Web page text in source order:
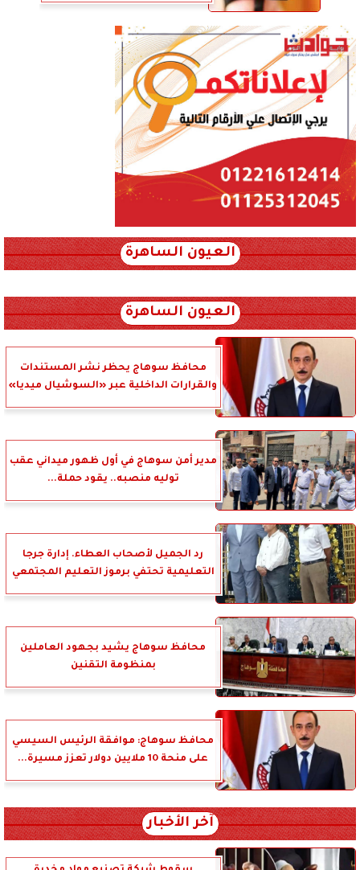
العيون الساهرة
العيون الساهرة
محافظ سوهاج يحظر نشر المستندات
والقرارات الداخلية عبر «السوشيال ميديا»
مدير أمن سوهاج في أول ظهور ميداني عقب
توليه منصبه.. يقود حملة...
رد الجميل لأصحاب العطاء. إدارة جرجا
التعليمية تحتفي برموز التعليم المجتمعي
محافظ سوهاج يشيد بجهود العاملين
بمنظومة التقنين
محافظ سوهاج: موافقة الرئيس السيسي
على منحة 10 ملايين دولار تعزز مسيرة...
آخر الأخبار